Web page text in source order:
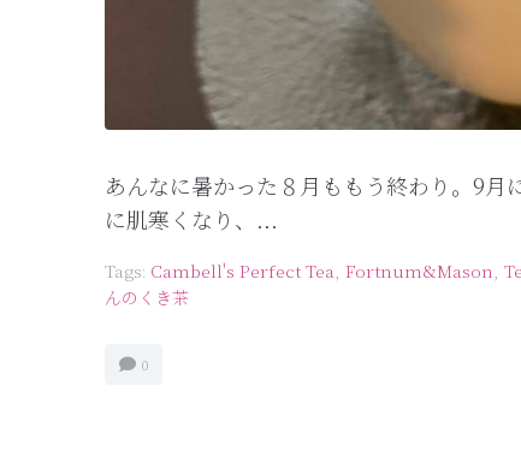
あんなに暑かった８月ももう終わり。9
に肌寒くなり、...
Tags: Cambell's Perfect Tea Fortnum&Mason
んのくき茶
0